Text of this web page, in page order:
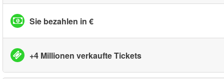
Sie bezahlen in €
+4 Millionen verkaufte Tickets